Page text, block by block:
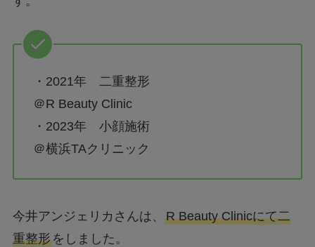
・2021年 二重整形
＠R Beauty Clinic
・2023年 小顔施術
＠横浜TAクリニック
今井アンジェリカさんは、 R Beauty Clinicにて二
重整形をしました。